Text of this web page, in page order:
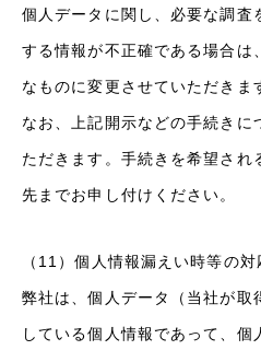
個人データに関し、必要な調査
する情報が不正確である場合は
なものに変更させていただきま
なお、上記開示などの手続きに
ただきます。手続きを希望され
先までお申し付けください。
（11）個人情報漏えい時等の対
弊社は、個人データ（当社が取
している個人情報であって、